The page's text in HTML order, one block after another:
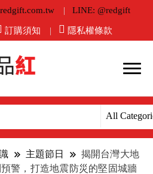
LINE: @redgift
訂購須知 隱私權條款
主題節日
揭開台灣大地
警，打造地震防災的堅固城牆